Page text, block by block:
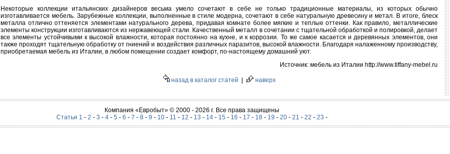
Некоторые коллекции итальянских дизайнеров весьма умело сочетают в себе не только традиционные материалы, из которых обычно
изготавливается мебель. Зарубежные коллекции, выполненные в стиле модерна, сочетают в себе натуральную древесину и метал. В итоге, блеск
металла отлично оттеняется элементами натурального дерева, придавая комнате более мягкие и теплые оттенки. Как правило, металлические
элементы конструкции изготавливаются из нержавеющей стали. Качественный металл в сочетании с тщательной обработкой и полировкой, делает
все элементы устойчивыми к высокой влажности, которая постоянно на кухне, и к коррозии. То же самое касается и деревянных элементов, они
также проходят тщательную обработку от гниений и воздействия различных паразитов, высокой влажности. Благодаря налаженному производству,
приобретаемая мебель из Италии, в любом помещении создает комфорт, по-настоящему домашний уют.
Источник: мебель из Италии http://www.tiffany-mebel.ru
назад в каталог статей наверх
Компания «Евробыт» © 2000 - 2026 г. Все права защищены
Статьи 1 - 2 - 3 - 4- 5 - 6 - 7 - 8- 9 - 10- 11 - 12 - 13 - 14- 15 - 16 - 17 - 18- 19 - 20- 21 - 22 - 23 -